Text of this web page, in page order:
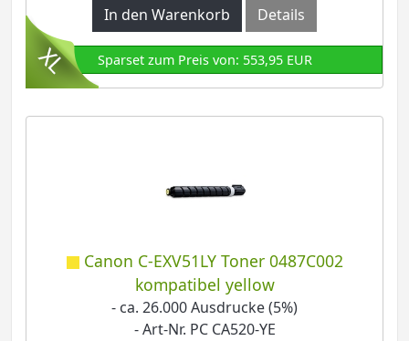
In den Warenkorb
Details
Sparset zum Preis von: 553,95 EUR
Canon C-EXV51LY Toner 0487C002
kompatibel yellow
- ca. 26.000 Ausdrucke (5%)
- Art-Nr. PC CA520-YE